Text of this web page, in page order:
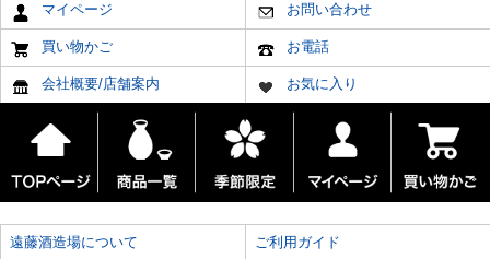
マイページ お問い合わせ
買い物かご お電話
会社概要/店舗案内 お気に入り
遠藤酒造場について ご利用ガイド